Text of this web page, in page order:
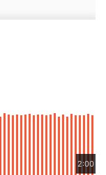
2:00